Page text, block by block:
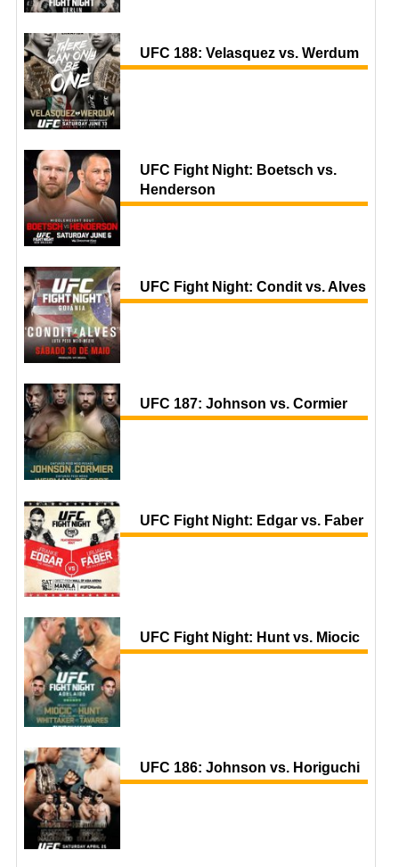
UFC 188: Velasquez vs. Werdum
UFC Fight Night: Boetsch vs.
Henderson
UFC Fight Night: Condit vs. Alves
UFC 187: Johnson vs. Cormier
UFC Fight Night: Edgar vs. Faber
UFC Fight Night: Hunt vs. Miocic
UFC 186: Johnson vs. Horiguchi